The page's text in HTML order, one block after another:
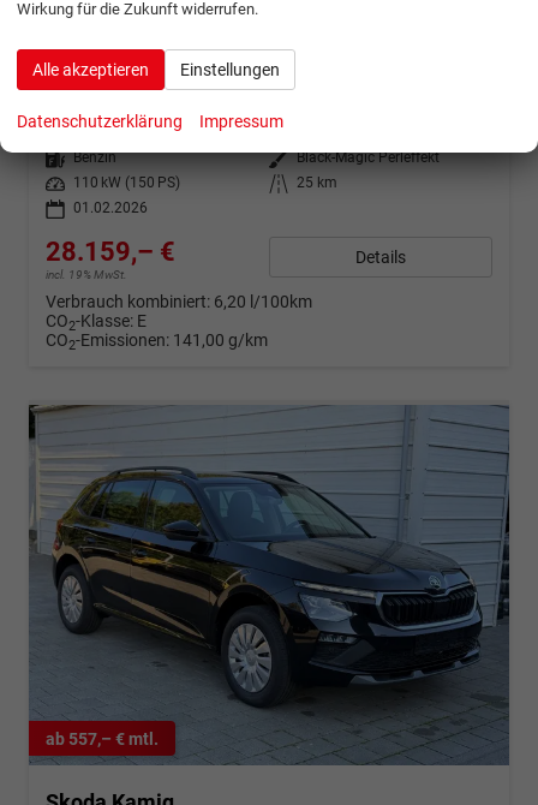
Fahrzeug mit Tageszulassung
Fahrzeugnr. 1282670 Getriebe
Kraftstoff Benzin Außenfarbe Black-Magic Perleffekt
Leistung
110 kW (150 PS) Kilometerstand
25 km
01.02.2026
28.159,– €
incl. 19% MwSt.
Details
Verbrauch kombiniert: 6,20 l/100km
CO2-Klasse: E
CO2-Emissionen: 141,00 g/km
ab 557,– € mtl.
Wirkung für die Zukunft widerrufen.
Alle akzeptieren Einstellungen
Datenschutzerklärung Impressum